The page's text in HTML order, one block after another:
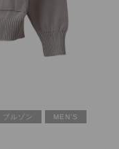
ブルゾン MEN'S